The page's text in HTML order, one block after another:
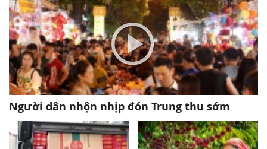
Người dân nhộn nhịp đón Trung thu sớm